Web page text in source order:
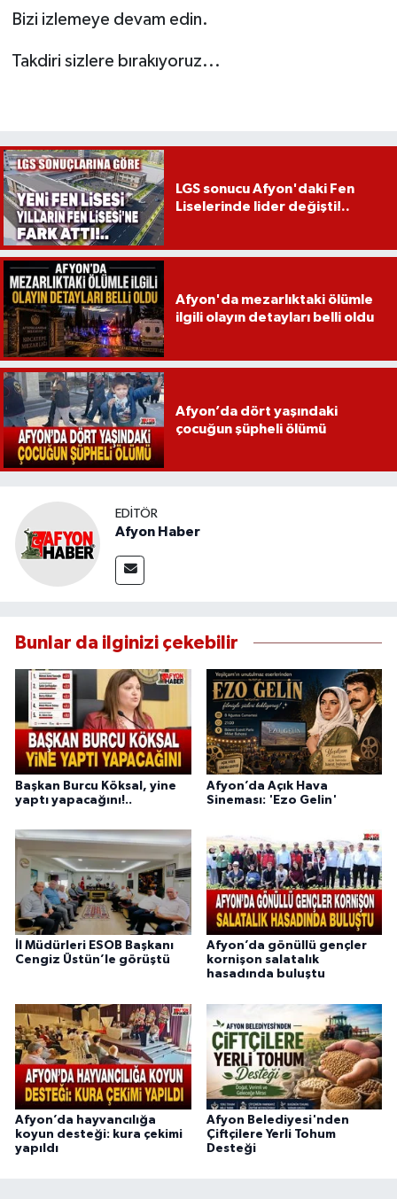
Bizi izlemeye devam edin.
Takdiri sizlere bırakıyoruz...
LGS sonucu Afyon'daki Fen
Liselerinde lider değişti!..
Afyon'da mezarlıktaki ölümle
ilgili olayın detayları belli oldu
Afyon’da dört yaşındaki
çocuğun şüpheli ölümü
EDITÖR
Afyon Haber
Bunlar da ilginizi çekebilir
Başkan Burcu Köksal, yine
yaptı yapacağını!..
Afyon’da Açık Hava
Sineması: 'Ezo Gelin'
İl Müdürleri ESOB Başkanı
Cengiz Üstün’le görüştü
Afyon’da gönüllü gençler
kornişon salatalık
hasadında buluştu
Afyon’da hayvancılığa
koyun desteği: kura çekimi
yapıldı
Afyon Belediyesi'nden
Çiftçilere Yerli Tohum
Desteği